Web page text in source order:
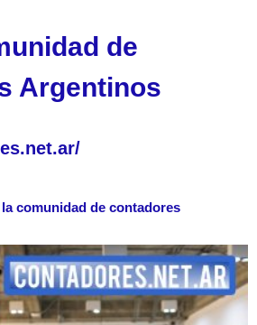
de
Argentinos
comunidad de contadores